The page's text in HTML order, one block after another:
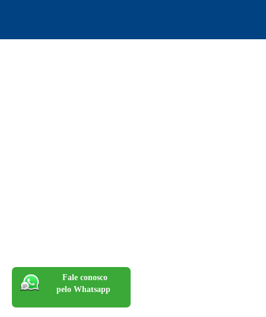
Fale conosco
pelo Whatsapp